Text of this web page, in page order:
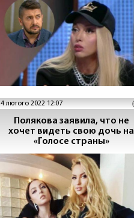
4 лютого 2022 12:07
Полякова заявила, что не
хочет видеть свою дочь на
«Голосе страны»